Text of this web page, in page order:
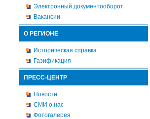
Электронный документооборот
Вакансии
О РЕГИОНЕ
Историческая справка
Газификация
ПРЕСС-ЦЕНТР
Новости
СМИ о нас
Фотогалерея